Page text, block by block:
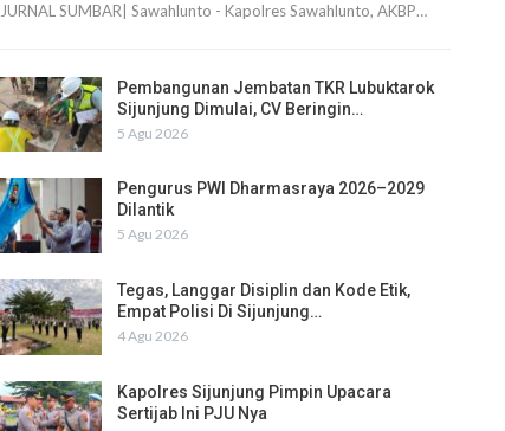
JURNAL SUMBAR| Sawahlunto - Kapolres Sawahlunto, AKBP…
Pembangunan Jembatan TKR Lubuktarok
Sijunjung Dimulai, CV Beringin…
5 Agu 2026
Pengurus PWI Dharmasraya 2026–2029
Dilantik
5 Agu 2026
Tegas, Langgar Disiplin dan Kode Etik,
Empat Polisi Di Sijunjung…
4 Agu 2026
Kapolres Sijunjung Pimpin Upacara
Sertijab Ini PJU Nya